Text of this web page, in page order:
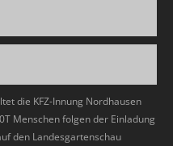
die KFZ-Innung Nordhausen
Menschen folgen der Einladung
den Landesgartenschau